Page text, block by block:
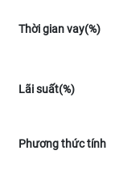
Thời gian vay(%)
Lãi suất(%)
Phương thức tính